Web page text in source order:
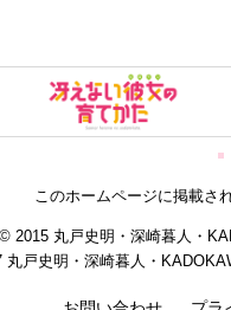
このホームページに掲載さ
© 2015 丸戸史明・深崎暮人・
丸戸史明・深崎暮人・